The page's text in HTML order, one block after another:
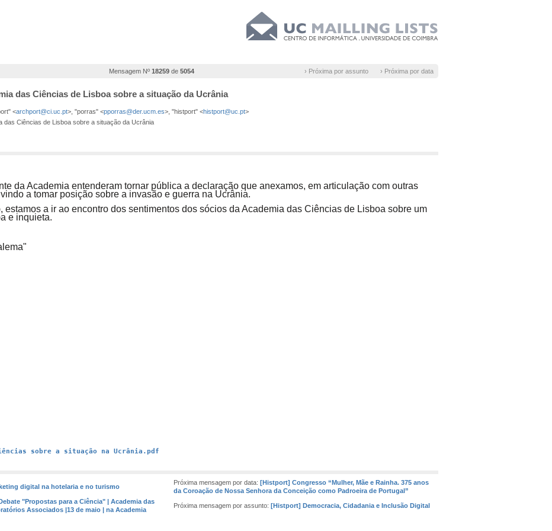
Mensagem Nº 18259 de 5054 › Próxima por assunto › Próxima por data
das Ciências de Lisboa sobre a situação da Ucrânia
<archport@ci.uc.pt>, "porras" <pporras@der.ucm.es>, "histport" <histport@uc.pt>
das Ciências de Lisboa sobre a situação da Ucrânia
da Academia entenderam tornar pública a declaração que anexamos, em articulação com outras
a tomar posição sobre a invasão e guerra na Ucrânia.
estamos a ir ao encontro dos sentimentos dos sócios da Academia das Ciências de Lisboa sobre um
e inquieta.
sobre a situação na Ucrânia.pdf
digital na hotelaria e no turismo
Próxima mensagem por data: [Histport] Congresso “Mulher, Mãe e Rainha. 375 anos
da Coroação de Nossa Senhora da Conceição como Padroeira de Portugal”
"Propostas para a Ciência" | Academia das
Associados |13 de maio | na Academia
Próxima mensagem por assunto: [Histport] Democracia, Cidadania e Inclusão Digital